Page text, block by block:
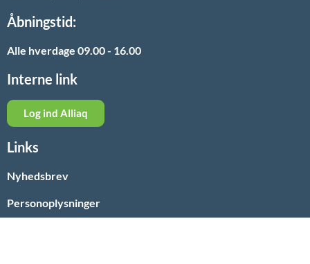
Åbningstid:
Alle hverdage 09.00 - 16.00
Interne link
Log ind Alliaq
Links
Nyhedsbrev
Personoplysninger